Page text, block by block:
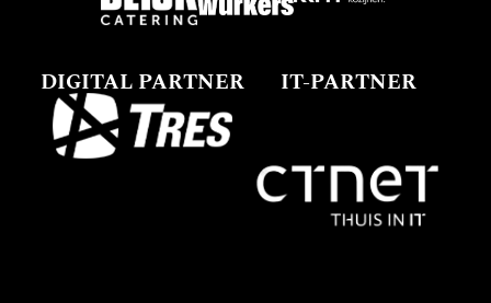
DIGITAL PARTNER IT-PARTNER